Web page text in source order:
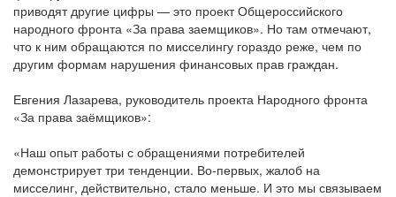
приводят другие цифры — это проект Общероссийского
народного фронта «За права заемщиков». Но там отмечают,
что к ним обращаются по мисселингу гораздо реже, чем по
другим формам нарушения финансовых прав граждан.
Евгения Лазарева, руководитель проекта Народного фронта
«За права заёмщиков»:
«Наш опыт работы с обращениями потребителей
демонстрирует три тенденции. Во-первых, жалоб на
мисселинг, действительно, стало меньше. И это мы связываем